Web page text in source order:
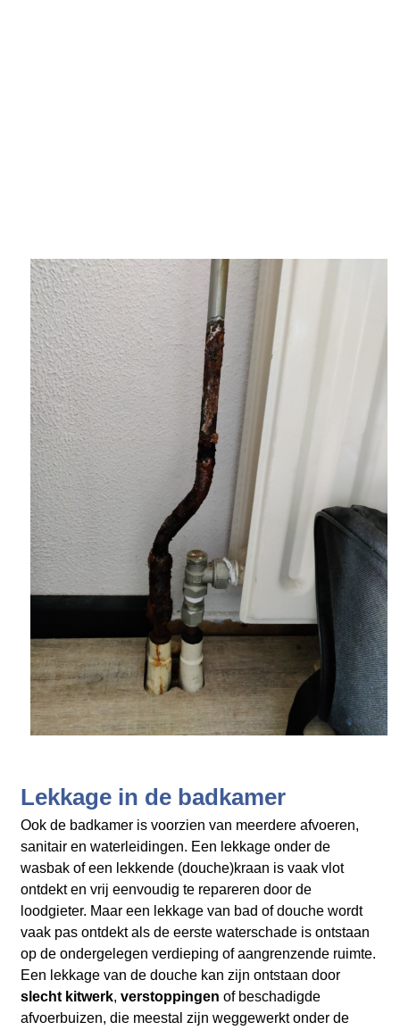
Lekkage in de badkamer
Ook de badkamer is voorzien van meerdere afvoeren,
sanitair en waterleidingen. Een lekkage onder de
wasbak of een lekkende (douche)kraan is vaak vlot
ontdekt en vrij eenvoudig te repareren door de
loodgieter. Maar een lekkage van bad of douche wordt
vaak pas ontdekt als de eerste waterschade is ontstaan
op de ondergelegen verdieping of aangrenzende ruimte.
Een lekkage van de douche kan zijn ontstaan door
slecht kitwerk, verstoppingen of beschadigde
afvoerbuizen, die meestal zijn weggewerkt onder de